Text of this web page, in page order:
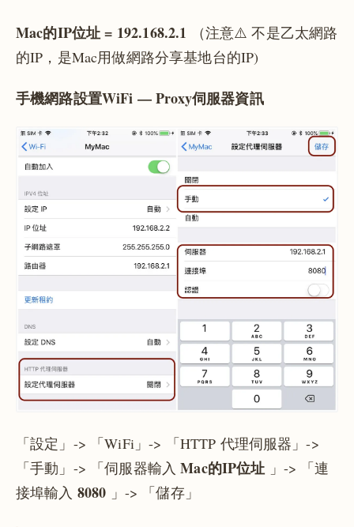
Mac的IP位址 = 192.168.2.1 （️️注意⚠️ 不是乙太網路
的IP，是Mac用做網路分享基地台的IP)
手機網路設置WiFi — Proxy伺服器資訊
「設定」-> 「WiFi」-> 「HTTP 代理伺服器」->
「手動」-> 「伺服器輸入Mac的IP位址 」-> 「連
接埠輸入 8080 」-> 「儲存」